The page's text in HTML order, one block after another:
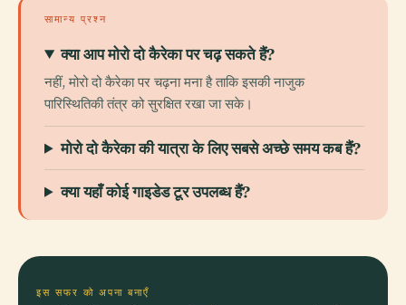
सामान्य प्रश्न
क्या आप मोरो दो कैरेका पर चढ़ सकते हैं?
नहीं, मोरो दो कैरेका पर चढ़ना मना है ताकि इसकी नाजुक
पारिस्थितिकी तंत्र को सुरक्षित रखा जा सके।
मोरो दो कैरेका की यात्रा के लिए सबसे अच्छे समय कब हैं?
क्या यहाँ कोई गाइडेड टूर उपलब्ध हैं?
इस सफर को अपना बनाएँ